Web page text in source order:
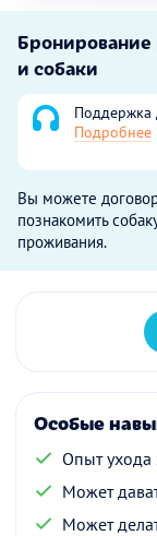
Бронирование
и собаки
Поддержка
Подробнее
Вы можете
познакомить
проживания.
Особые
Опыт ухода
Может
Может